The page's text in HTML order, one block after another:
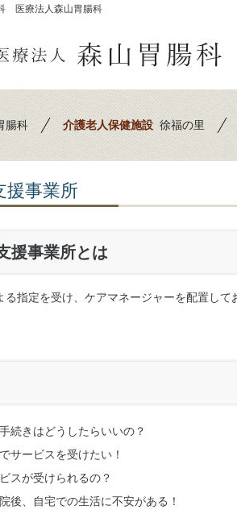
医療法人森山胃腸科
腸科 介護老人保健施設 徐福の里
援事業所
援事業所とは
る指定を受け、ケアマネージャーを配置し
続きはどうしたらいいの？
サービスを受けたい！
スが受けられるの？
後、自宅での生活に不安がある！